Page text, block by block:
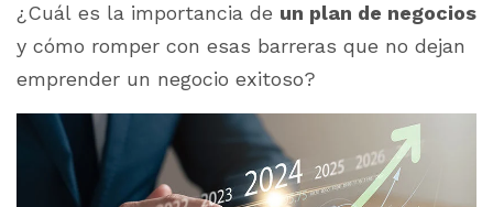
¿Cuál es la importancia de un plan de negocios
y cómo romper con esas barreras que no dejan
emprender un negocio exitoso?